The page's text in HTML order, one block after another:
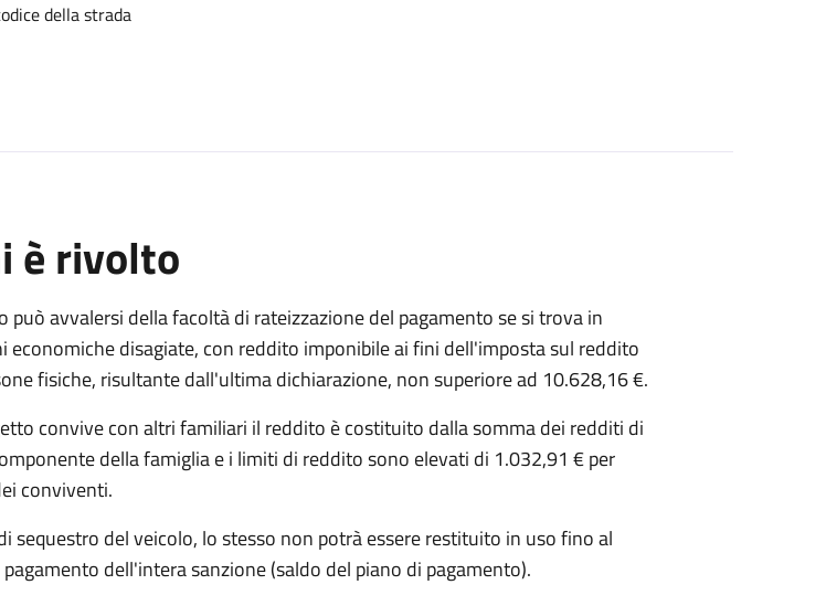
della strada
è rivolto
può avvalersi della facoltà di rateizzazione del pagamento se si trova in
economiche disagiate, con reddito imponibile ai fini dell'imposta sul reddito
fisiche, risultante dall'ultima dichiarazione, non superiore ad 10.628,16 €.
convive con altri familiari il reddito è costituito dalla somma dei redditi di
della famiglia e i limiti di reddito sono elevati di 1.032,91 € per
conviventi.
sequestro del veicolo, lo stesso non potrà essere restituito in uso fino al
dell'intera sanzione (saldo del piano di pagamento).